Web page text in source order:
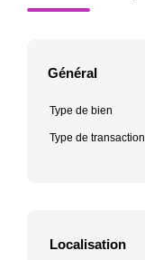
Général
Type de bien
Type de transaction
Localisation